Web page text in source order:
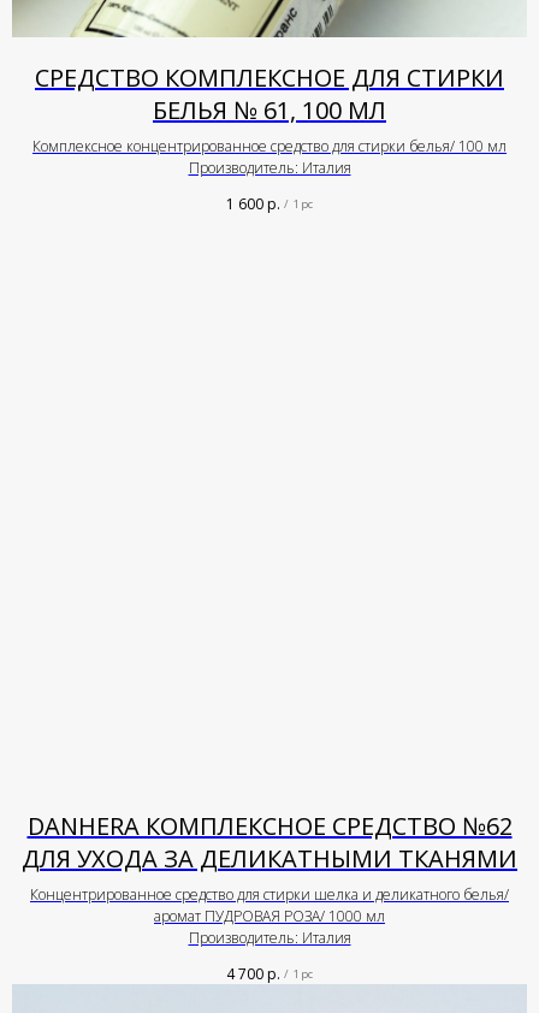
СРЕДСТВО КОМПЛЕКСНОЕ ДЛЯ СТИРКИ
БЕЛЬЯ № 61, 100 МЛ
Комплексное концентрированное средство для стирки белья/ 100 мл
Производитель: Италия
1 600р. / 1 pc
DANHERA КОМПЛЕКСНОЕ СРЕДСТВО №62
ДЛЯ УХОДА ЗА ДЕЛИКАТНЫМИ ТКАНЯМИ
Концентрированное средство для стирки шелка и деликатного белья/
аромат ПУДРОВАЯ РОЗА/ 1000 мл
Производитель: Италия
4 700р. / 1 pc